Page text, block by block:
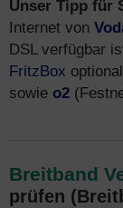
Unser Tipp für
Internet von
DSL verfügbar
FritzBox
sowie o2
Breitband
prüfen